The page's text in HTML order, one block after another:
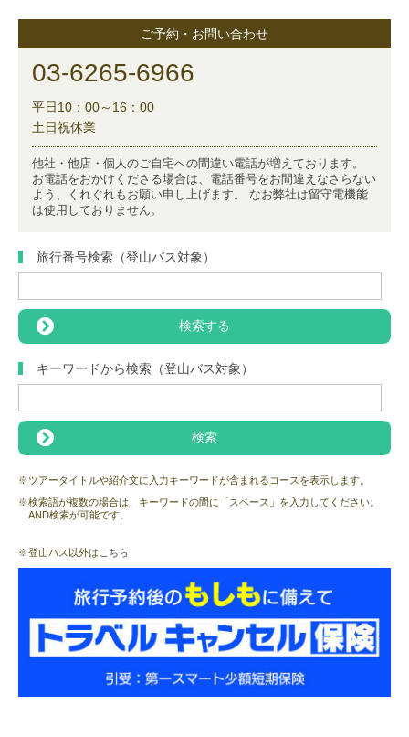
ご予約・お問い合わせ
03-6265-6966
平日10：00～16：00
土日祝休業
他社・他店・個人のご自宅への間違い電話が増えております。
お電話をおかけくださる場合は、電話番号をお間違えなさらない
よう、くれぐれもお願い申し上げます。 なお弊社は留守電機能
は使用しておりません。
旅行番号検索（登山バス対象）
キーワードから検索（登山バス対象）
※ツアータイトルや紹介文に入力キーワードが含まれるコースを表示します。
※検索語が複数の場合は、キーワードの間に「スペース」を入力してください。
AND検索が可能です。
※登山バス以外は こちら